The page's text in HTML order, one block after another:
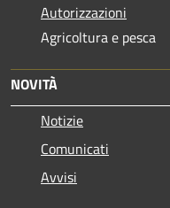
Autorizzazioni
Agricoltura e pesca
NOVITÀ
Notizie
Comunicati
Avvisi